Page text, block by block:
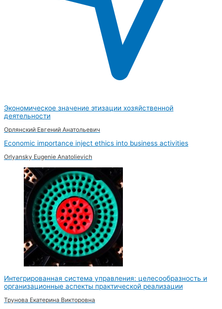
Экономическое значение этизации хозяйственной
деятельности
Орлянский Евгений Анатольевич
Economic importance inject ethics into business activities
Orlyansky Eugenie Anatolievich
Интегрированная система управления: целесообразность и
организационные аспекты практической реализации
Трунова Екатерина Викторовна